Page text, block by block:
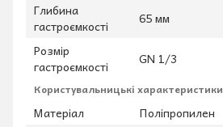
Глибина
гастроємкості
65 мм
Розмір
гастроємкості
GN 1/3
Користувальницькі характеристики
Матеріал
Поліпропилен